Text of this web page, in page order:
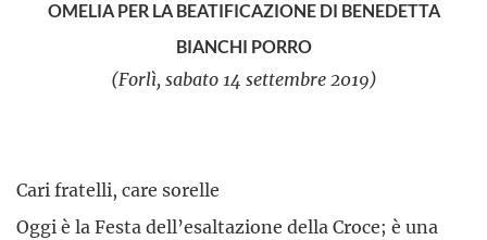
OMELIA PER LA BEATIFICAZIONE DI BENEDETTA
BIANCHI PORRO
(Forlì, sabato 14 settembre 2019)
Cari fratelli, care sorelle
Oggi è la Festa dell’esaltazione della Croce; è una